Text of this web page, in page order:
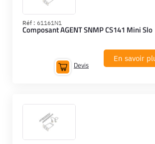
Réf : 61161N1
Composant AGENT SNMP CS141 Mini Slo
En savoir
Devis